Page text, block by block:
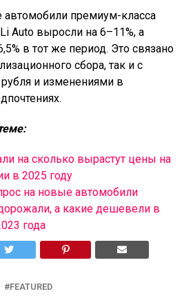
премиум-класса
Auto выросли на 6–11%, а
в тот же период. Это связано
сбора, так и с
и изменениями в
на сколько вырастут цены на
в 2025 году
на новые автомобили
а какие дешевели в
года
FEATURED